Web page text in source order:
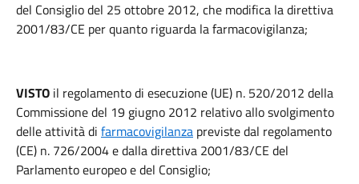
del Consiglio del 25 ottobre 2012, che modifica la direttiva
2001/83/CE per quanto riguarda la farmacovigilanza;
VISTO il regolamento di esecuzione (UE) n. 520/2012 della
Commissione del 19 giugno 2012 relativo allo svolgimento
delle attività di farmacovigilanza previste dal regolamento
(CE) n. 726/2004 e dalla direttiva 2001/83/CE del
Parlamento europeo e del Consiglio;